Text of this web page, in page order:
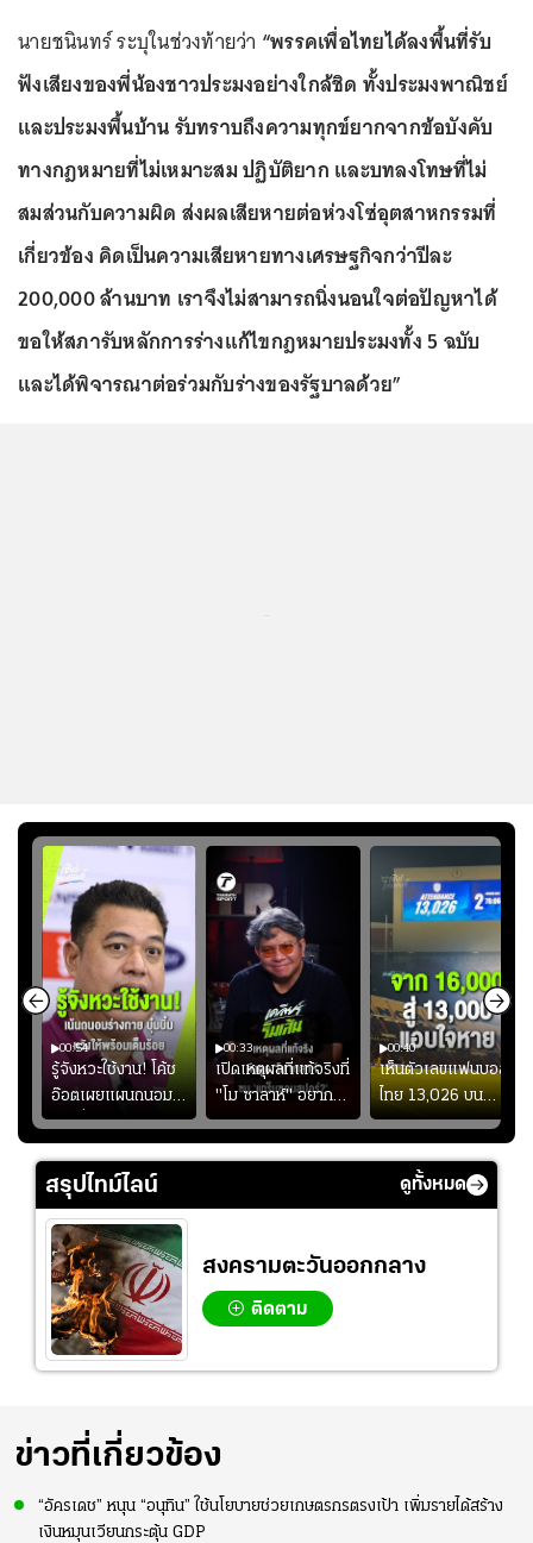
นายชนินทร์ ระบุในช่วงท้ายว่า “พรรคเพื่อไทยได้ลงพื้นที่รับ
ฟังเสียงของพี่น้องชาวประมงอย่างใกล้ชิด ทั้งประมงพาณิชย์
และประมงพื้นบ้าน รับทราบถึงความทุกข์ยากจากข้อบังคับ
ทางกฎหมายที่ไม่เหมาะสม ปฏิบัติยาก และบทลงโทษที่ไม่
สมส่วนกับความผิด ส่งผลเสียหายต่อห่วงโซ่อุตสาหกรรมที่
เกี่ยวข้อง คิดเป็นความเสียหายทางเศรษฐกิจกว่าปีละ
200,000 ล้านบาท เราจึงไม่สามารถนิ่งนอนใจต่อปัญหาได้
ขอให้สภารับหลักการร่างแก้ไขกฎหมายประมงทั้ง 5 ฉบับ
และได้พิจารณาต่อร่วมกับร่างของรัฐบาลด้วย”
00:54
รู้จังหวะใช้งาน! โค้ช
อ๊อตเผยแผนถนอม
“บุ๋มบิ๋ม” เพื่อรักษา
ร่างกายให้พร้อมที่สุด
00:33
เปิดเหตุผลที่แท้จริงที่
"โม ซาลาห์" อยาก
ย้ายซบ "แทร็บซอนส
ปอร์"
00:40
เห็นตัวเลขแฟนบอล
ไทย 13,026 บน
สกอร์บอร์ดแล้วแอบ
ใจหาย น้อยกว่านัดที่
แล้วเจอมาเลเซียตั้ง
สรุปไทม์ไลน์ ดูทั้งหมด
สงครามตะวันออกกลาง
ติดตาม
ข่าวที่เกี่ยวข้อง
“อัครเดช” หนุน “อนุทิน” ใช้นโยบายช่วยเกษตรกรตรงเป้า เพิ่มรายได้สร้าง
เงินหมุนเวียนกระตุ้น GDP